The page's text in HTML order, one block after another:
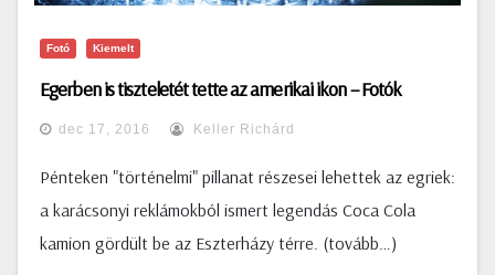
Fotó Kiemelt
Egerben is tiszteletét tette az amerikai ikon – Fotók
dec 17, 2016 Keller Richárd
Pénteken "történelmi" pillanat részesei lehettek az egriek:
a karácsonyi reklámokból ismert legendás Coca Cola
kamion gördült be az Eszterházy térre. (tovább…)